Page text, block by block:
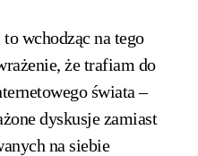
wchodząc na tego
że trafiam do
świata –
dyskusje zamiast
na siebie